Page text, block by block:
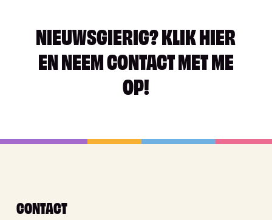
NIEUWSGIERIG? KLIK HIER
EN NEEM CONTACT MET ME
OP!
CONTACT